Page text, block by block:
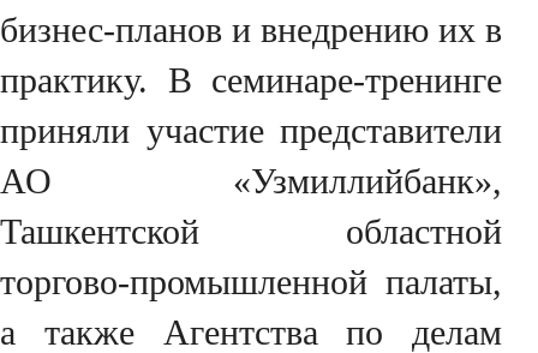
бизнес-планов и внедрению их в
практику. В семинаре-тренинге
приняли участие представители
АО «Узмиллийбанк»,
Ташкентской областной
торгово-промышленной палаты,
а также Агентства по делам